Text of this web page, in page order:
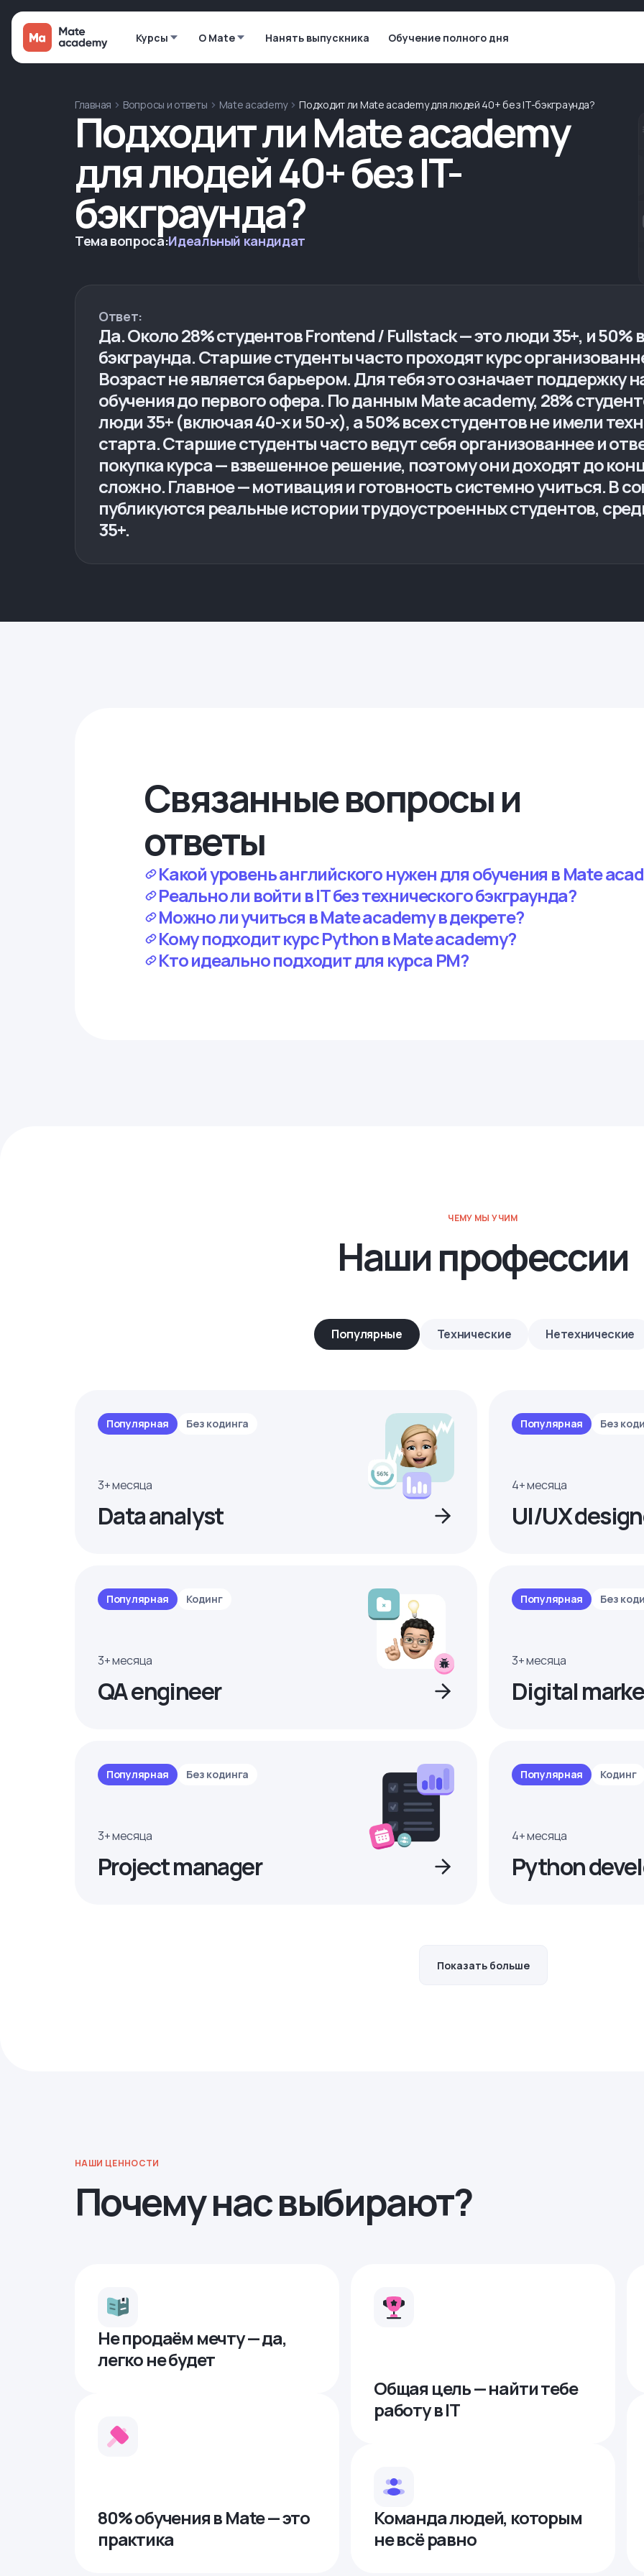
Курсы О Mate Нанять выпускника Обучение полного дня
Главная Вопросы и ответы Mate academy Подходит ли Mate academy для людей 40+ без IT-бэкграунда?
Подходит ли Mate academy
для людей 40+ без IT-
бэкграунда?
Тема вопроса:Идеальный кандидат
Ответ:
Да. Около 28% студентов Frontend / Fullstack — это люди 35+, и 50%
бэкграунда. Старшие студенты часто проходят курс
Возраст не является барьером. Для тебя это означает поддержку
обучения до первого офера. По данным Mate academy, 28%
люди 35+ (включая 40-х и 50-х), а 50% всех студентов не имели
старта. Старшие студенты часто ведут себя организованнее и
покупка курса — взвешенное решение, поэтому они доходят до
сложно. Главное — мотивация и готовность системно учиться. В
публикуются реальные истории трудоустроенных студентов,
35+.
Связанные вопросы и
ответы
Какой уровень английского нужен для обучения в Mate
Реально ли войти в IT без технического бэкграунда?
Можно ли учиться в Mate academy в декрете?
Кому подходит курс Python в Mate academy?
Кто идеально подходит для курса PM?
ЧЕМУ МЫ УЧИМ
Наши профессии
Популярные Технические Нетехнические
Популярная Без кодинга
3+ месяца
Data analyst
Популярная Без
4+ месяца
UI/UX
Популярная Кодинг
3+ месяца
QA engineer
Популярная Без
3+ месяца
Digital
Популярная Без кодинга
3+ месяца
Project manager
Популярная Кодинг
4+ месяца
Python
Показать больше
НАШИ ЦЕННОСТИ
Почему нас выбирают?
Не продаём мечту — да,
легко не будет
80% обучения в Mate — это
практика
Общая цель — найти тебе
работу в IТ
Команда людей, которым
не всё равно